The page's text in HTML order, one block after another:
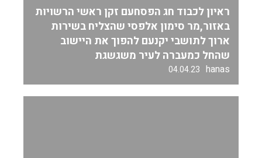
ראיון לכבוד חג הפסחעם זקן ראשי הרשויות
באזור,מר סימון אלפסי שהצליח בשירות
ארוך לתושבי יקנעם להפוך את היישוב
שהחל כמעברה לעיר משגשגת
hanas
04.04.23